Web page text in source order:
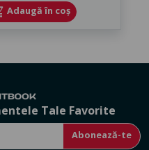
of tickets
Adaugă în coș
Tale Favorite
Abonează-te